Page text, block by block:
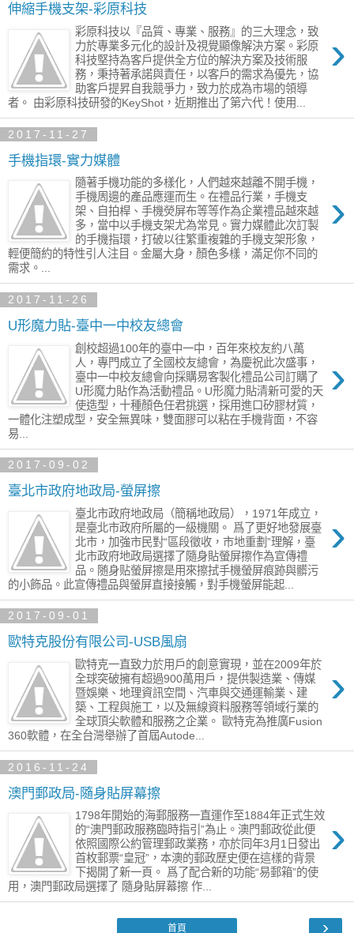
伸縮手機支架-彩原科技
›
彩原科技以『品質、專業、服務』的三大理念，致
力於專業多元化的設計及視覺顯像解決方案。彩原
科技堅持為客戶提供全方位的解決方案及技術服
務，秉持著承諾與責任，以客戶的需求為優先，協
助客戶提昇自我競爭力，致力於成為市場的領導
者。 由彩原科技研發的KeyShot，近期推出了第六代！使用...
2017-11-27
手機指環-實力媒體
›
隨著手機功能的多樣化，人們越來越離不開手機，
手機周邊的產品應運而生。在禮品行業，手機支
架、自拍桿、手機熒屏布等等作為企業禮品越來越
多，當中以手機支架尤為常見。實力媒體此次訂製
的手機指環，打破以往繁重複雜的手機支架形象，
輕便簡約的特性引人注目。金屬大身，顏色多樣，滿足你不同的
需求。...
2017-11-26
U形魔力貼-臺中一中校友總會
›
創校超過100年的臺中一中，百年來校友約八萬
人，專門成立了全國校友總會，為慶祝此次盛事，
臺中一中校友總會向採購易客製化禮品公司訂購了
U形魔力貼作為活動禮品。U形魔力貼清新可愛的天
使造型，十種顏色任君挑選，採用進口矽膠材質，
一體化注塑成型，安全無異味，雙面膠可以粘在手機背面，不容
易...
2017-09-02
臺北市政府地政局-螢屏擦
›
臺北市政府地政局（簡稱地政局），1971年成立，
是臺北市政府所屬的一級機關。 爲了更好地發展臺
北市，加強市民對“區段徵收，市地重劃”理解，臺
北市政府地政局選擇了隨身貼螢屏擦作為宣傳禮
品。随身贴螢屏擦是用來擦拭手機螢屏痕跡與髒污
的小飾品。此宣傳禮品與螢屏直接接觸，對手機螢屏能起...
2017-09-01
歐特克股份有限公司-USB風扇
›
歐特克一直致力於用戶的創意實現，並在2009年於
全球突破擁有超過900萬用戶，提供製造業、傳媒
暨娛樂、地理資訊空間、汽車與交通運輸業、建
築、工程與施工，以及無線資料服務等領域行業的
全球頂尖軟體和服務之企業。 歐特克為推廣Fusion
360軟體，在全台灣舉辦了首屆Autode...
2016-11-24
澳門郵政局-隨身貼屏幕擦
›
1798年開始的海郵服務一直運作至1884年正式生效
的“澳門郵政服務臨時指引”為止。澳門郵政從此便
依照國際公約管理郵政業務，亦於同年3月1日發出
首枚郵票“皇冠”，本澳的郵政歷史便在這樣的背景
下揭開了新一頁。 爲了配合新的功能“易郵箱”的使
用，澳門郵政局選擇了 隨身貼屏幕擦 作...
›
首頁